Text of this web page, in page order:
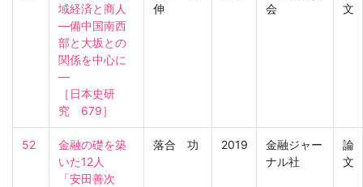
域経済と商人
―備中国南西
部と大坂との
関係を中心に
―
［日本史研
究　679］
伸
会
文
52
金融の礎を築
いた12人
「安田善次
落合 功 2019
金融ジャー
ナル社
論
文